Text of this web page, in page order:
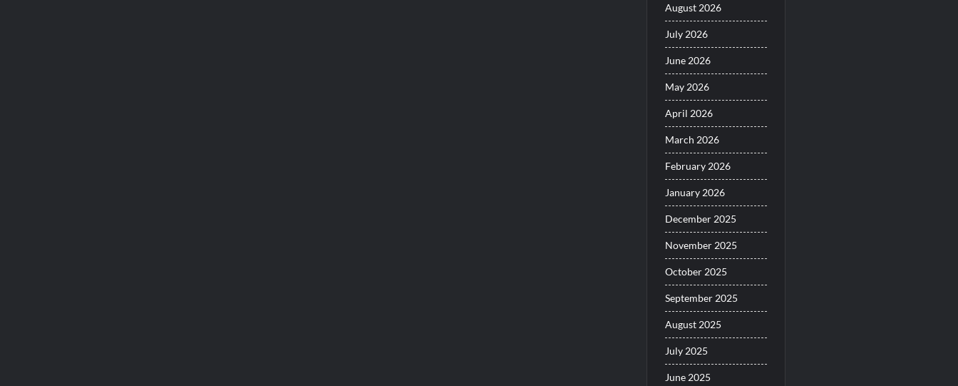
August 2026
July 2026
June 2026
May 2026
April 2026
March 2026
February 2026
January 2026
December 2025
November 2025
October 2025
September 2025
August 2025
July 2025
June 2025